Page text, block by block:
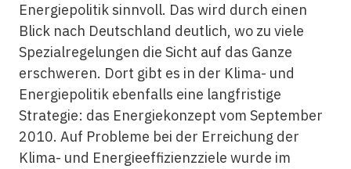
Energiepolitik sinnvoll. Das wird durch einen
Blick nach Deutschland deutlich, wo zu viele
Spezialregelungen die Sicht auf das Ganze
erschweren. Dort gibt es in der Klima- und
Energiepolitik ebenfalls eine langfristige
Strategie: das Energiekonzept vom September
2010. Auf Probleme bei der Erreichung der
Klima- und Energieeffizienzziele wurde im